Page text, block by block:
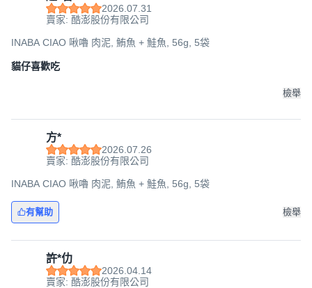
2026.07.31
賣家: 酷澎股份有限公司
INABA CIAO 啾嚕 肉泥, 鮪魚 + 鮭魚, 56g, 5袋
貓仔喜歡吃
檢舉
方*
2026.07.26
賣家: 酷澎股份有限公司
INABA CIAO 啾嚕 肉泥, 鮪魚 + 鮭魚, 56g, 5袋
有幫助 檢舉
許*仂
2026.04.14
賣家: 酷澎股份有限公司